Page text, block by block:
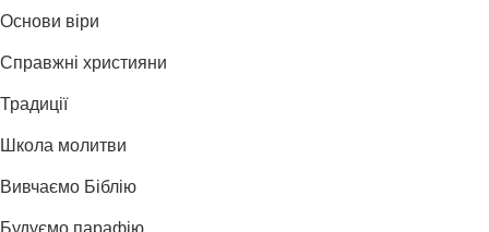
Основи віри
Справжні християни
Традиції
Школа молитви
Вивчаємо Біблію